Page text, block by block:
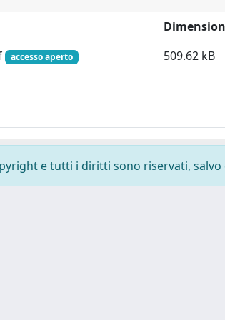
accesso aperto 509.62 kB
e tutti i diritti sono riservati, salvo